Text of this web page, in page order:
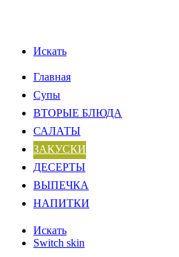
Искать
Главная
Супы
ВТОРЫЕ БЛЮДА
САЛАТЫ
ЗАКУСКИ
ДЕСЕРТЫ
ВЫПЕЧКА
НАПИТКИ
Искать
Switch skin